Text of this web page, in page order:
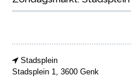
Stadsplein
Stadsplein 1, 3600 Genk